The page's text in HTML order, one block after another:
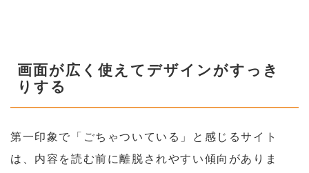
画面が広く使えてデザインがすっき
りする
第一印象で「ごちゃついている」と感じるサイト
は、内容を読む前に離脱されやすい傾向がありま